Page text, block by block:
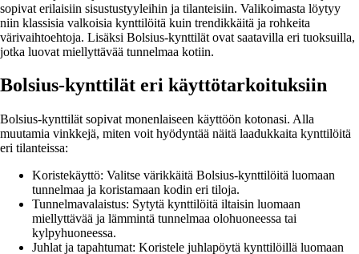
sopivat erilaisiin sisustustyyleihin ja tilanteisiin. Valikoimasta löytyy
niin klassisia valkoisia kynttilöitä kuin trendikkäitä ja rohkeita
värivaihtoehtoja. Lisäksi Bolsius-kynttilät ovat saatavilla eri tuoksuilla,
jotka luovat miellyttävää tunnelmaa kotiin.
Bolsius-kynttilät eri käyttötarkoituksiin
Bolsius-kynttilät sopivat monenlaiseen käyttöön kotonasi. Alla
muutamia vinkkejä, miten voit hyödyntää näitä laadukkaita kynttilöitä
eri tilanteissa:
Koristekäyttö: Valitse värikkäitä Bolsius-kynttilöitä luomaan
tunnelmaa ja koristamaan kodin eri tiloja.
Tunnelmavalaistus: Sytytä kynttilöitä iltaisin luomaan
miellyttävää ja lämmintä tunnelmaa olohuoneessa tai
kylpyhuoneessa.
Juhlat ja tapahtumat: Koristele juhlapöytä kynttilöillä luomaan